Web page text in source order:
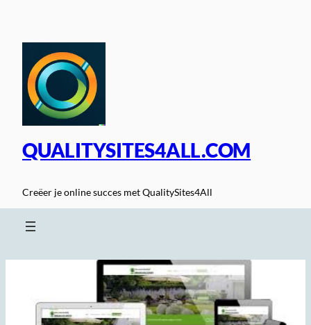
inhoud
QUALITYSITES4ALL.COM
Creëer je online succes met QualitySites4All